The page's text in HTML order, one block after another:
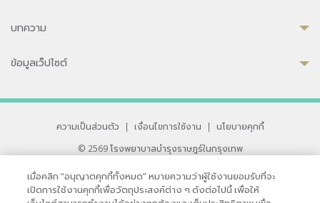
บทความ
ข้อมูลเว็ปไซต์
ความเป็นส่วนตัว | เงื่อนไขการใช้งาน |
นโยบายคุกกี้
© 2569 โรงพยาบาลบำรุงราษฎร์ในกรุงเทพ
33 สุขุมวิท ซอย 3 เขตวัฒนา กรุงเทพ 10110 ประเทศไทย
หากท่านมีข้อคิดเห็นหรือปัญหาในการใช้เว็บไซต์ของเรา
เมื่อคลิก “อนุญาตคุกกี้ทั้งหมด” หมายความว่าผู้ใช้งานยอมรับที่จะ
เปิดการใช้งานคุกกี้เพื่อวัตถุประสงค์ต่าง ๆ ดังต่อไปนี้ เพื่อให้